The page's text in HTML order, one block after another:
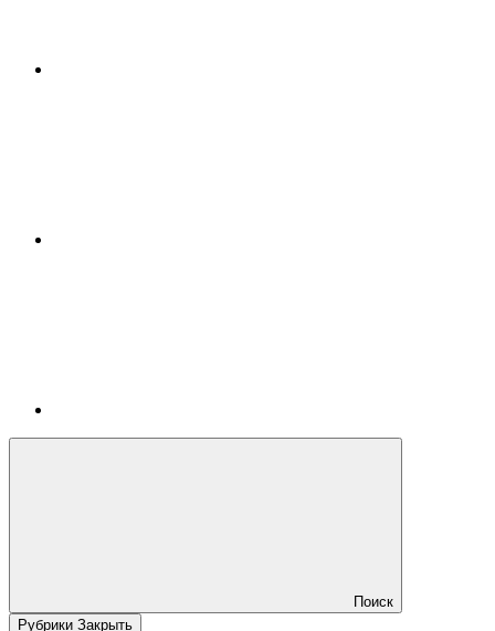
Поиск
Рубрики Закрыть